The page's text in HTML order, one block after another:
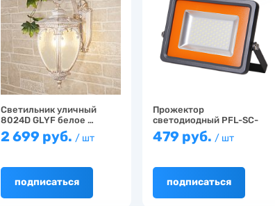
Светильник уличный
8024D GLYF белое …
2 699 руб. / шт
подписаться
Прожектор
светодиодный PFL-SС-
10w J…
479 руб. / шт
подписаться